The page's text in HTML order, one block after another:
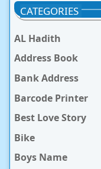
CATEGORIES
AL Hadith
Address Book
Bank Address
Barcode Printer
Best Love Story
Bike
Boys Name